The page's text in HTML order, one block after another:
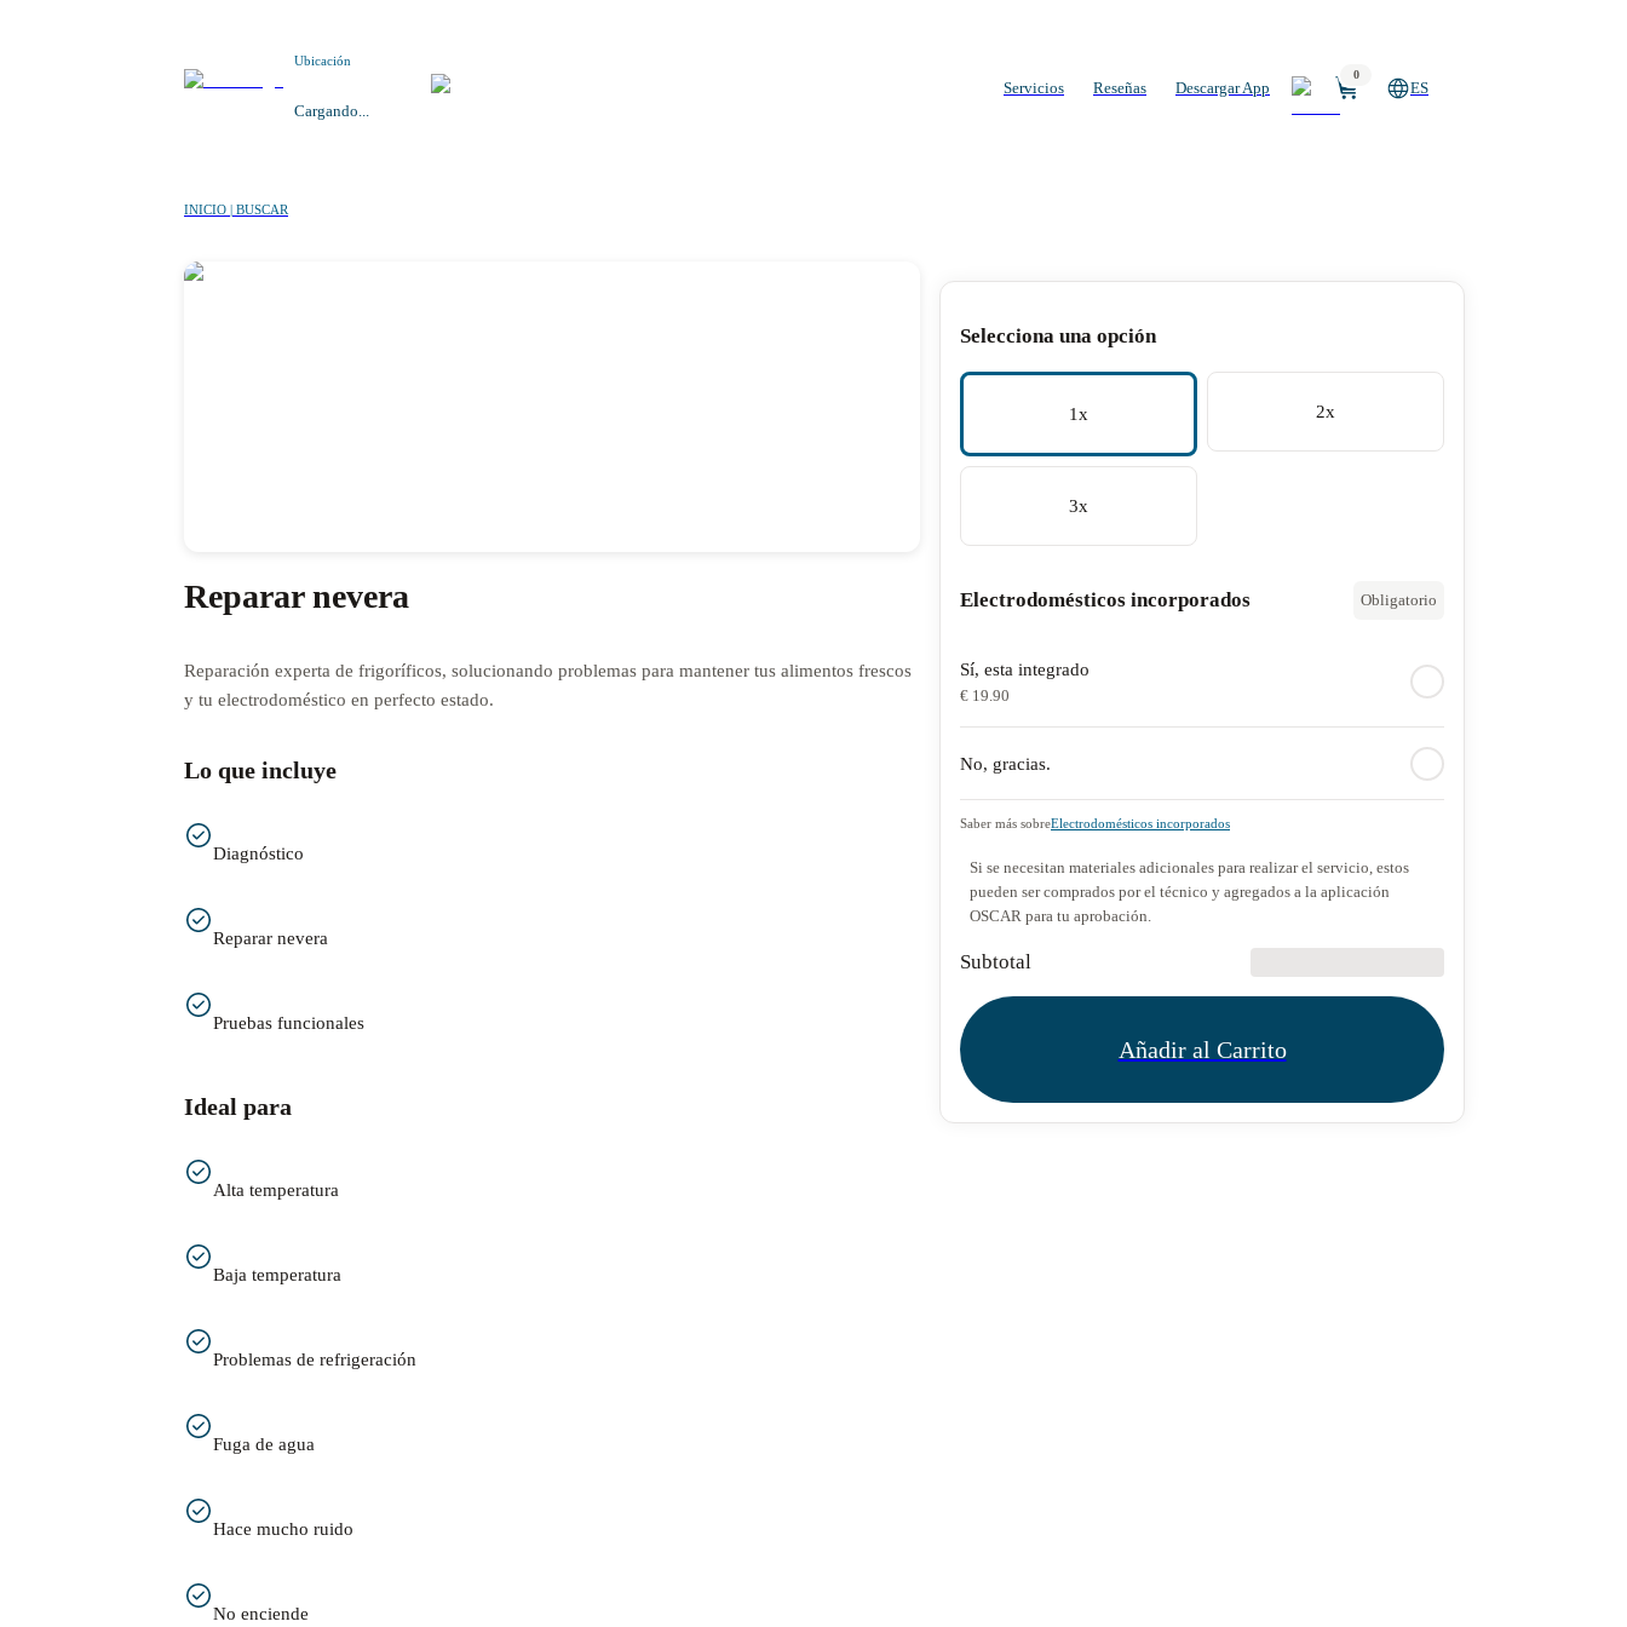
Ubicación
Cargando...
Servicios Reseñas Descargar App
0
ES
INICIO | BUSCAR
Reparar nevera
Reparación experta de frigoríficos, solucionando problemas para mantener tus alimentos frescos
y tu electrodoméstico en perfecto estado.
Lo que incluye
Diagnóstico
Reparar nevera
Pruebas funcionales
Ideal para
Alta temperatura
Baja temperatura
Problemas de refrigeración
Fuga de agua
Hace mucho ruido
No enciende
Selecciona una opción
1x 2x
3x
Electrodomésticos incorporados Obligatorio
Sí, esta integrado
€ 19.90
No, gracias.
Saber más sobreElectrodomésticos incorporados
Si se necesitan materiales adicionales para realizar el servicio, estos
pueden ser comprados por el técnico y agregados a la aplicación
OSCAR para tu aprobación.
Subtotal
Añadir al Carrito